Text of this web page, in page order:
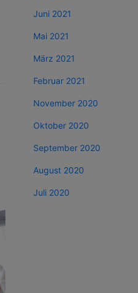
Juni 2021
Mai 2021
März 2021
Februar 2021
November 2020
Oktober 2020
September 2020
August 2020
Juli 2020